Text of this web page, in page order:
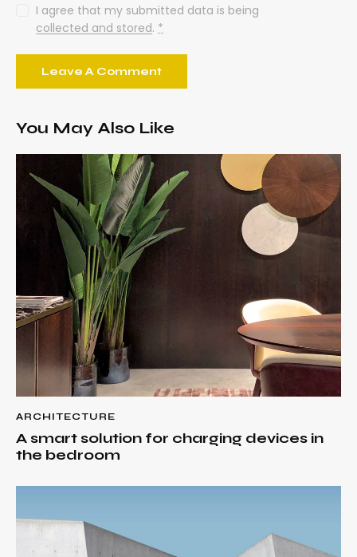
I agree that my submitted data is being
collected and stored. *
You May Also Like
ARCHITECTURE
A smart solution for charging devices in
the bedroom